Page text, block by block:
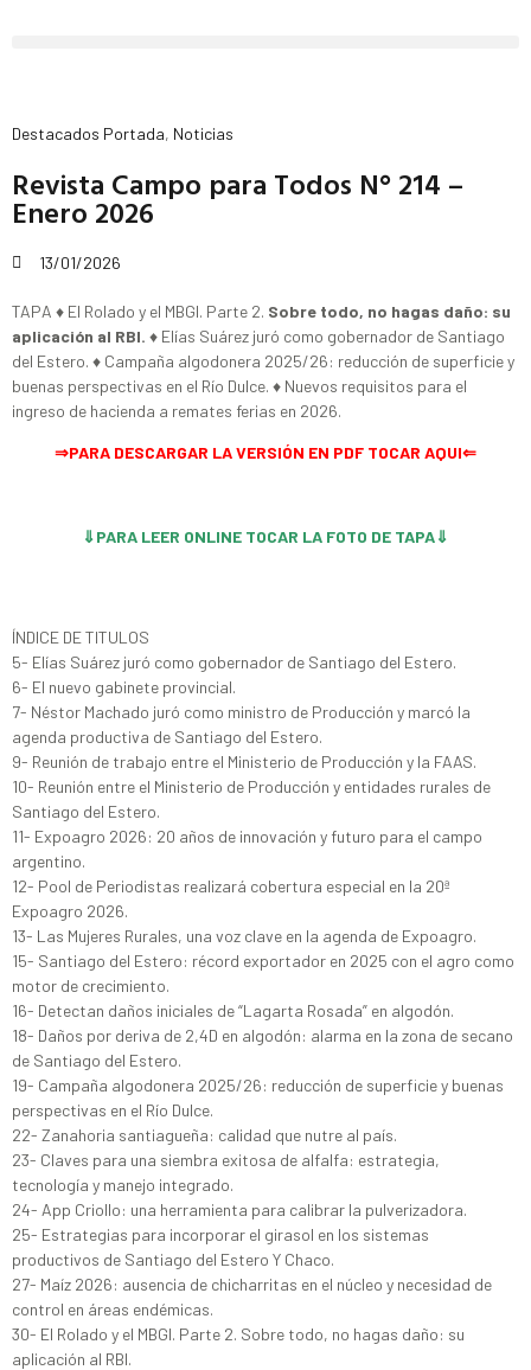
Destacados Portada, Noticias
Revista Campo para Todos N° 214 –
Enero 2026
13/01/2026
TAPA ♦ El Rolado y el MBGI. Parte 2. Sobre todo, no hagas daño: su
aplicación al RBI. ♦ Elías Suárez juró como gobernador de Santiago
del Estero. ♦ Campaña algodonera 2025/26: reducción de superficie y
buenas perspectivas en el Río Dulce. ♦ Nuevos requisitos para el
ingreso de hacienda a remates ferias en 2026.
⇒PARA DESCARGAR LA VERSIÓN EN PDF TOCAR AQUI⇐
⇓PARA LEER ONLINE TOCAR LA FOTO DE TAPA⇓
ÍNDICE DE TITULOS
5- Elías Suárez juró como gobernador de Santiago del Estero.
6- El nuevo gabinete provincial.
7- Néstor Machado juró como ministro de Producción y marcó la
agenda productiva de Santiago del Estero.
9- Reunión de trabajo entre el Ministerio de Producción y la FAAS.
10- Reunión entre el Ministerio de Producción y entidades rurales de
Santiago del Estero.
11- Expoagro 2026: 20 años de innovación y futuro para el campo
argentino.
12- Pool de Periodistas realizará cobertura especial en la 20ª
Expoagro 2026.
13- Las Mujeres Rurales, una voz clave en la agenda de Expoagro.
15- Santiago del Estero: récord exportador en 2025 con el agro como
motor de crecimiento.
16- Detectan daños iniciales de “Lagarta Rosada” en algodón.
18- Daños por deriva de 2,4D en algodón: alarma en la zona de secano
de Santiago del Estero.
19- Campaña algodonera 2025/26: reducción de superficie y buenas
perspectivas en el Río Dulce.
22- Zanahoria santiagueña: calidad que nutre al país.
23- Claves para una siembra exitosa de alfalfa: estrategia,
tecnología y manejo integrado.
24- App Criollo: una herramienta para calibrar la pulverizadora.
25- Estrategias para incorporar el girasol en los sistemas
productivos de Santiago del Estero Y Chaco.
27- Maíz 2026: ausencia de chicharritas en el núcleo y necesidad de
control en áreas endémicas.
30- El Rolado y el MBGI. Parte 2. Sobre todo, no hagas daño: su
aplicación al RBI.